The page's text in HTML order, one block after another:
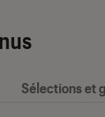
Sélections et